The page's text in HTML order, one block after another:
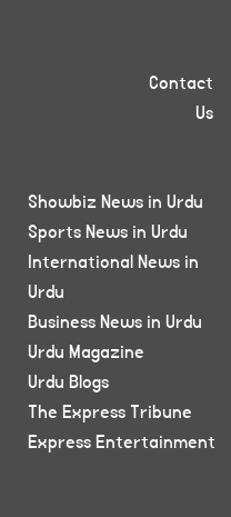
Contact
Us
Showbiz News in Urdu
Sports News in Urdu
International News in
Urdu
Business News in Urdu
Urdu Magazine
Urdu Blogs
The Express Tribune
Express Entertainment